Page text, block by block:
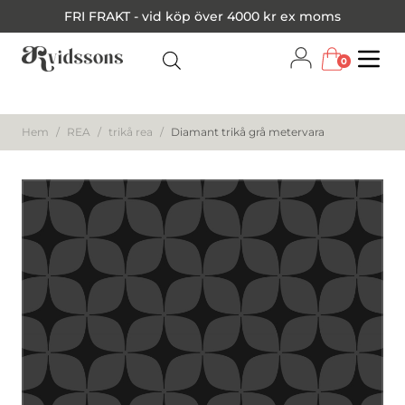
FRI FRAKT - vid köp över 4000 kr ex moms
0
Hem / REA / trikå rea / Diamant trikå grå metervara